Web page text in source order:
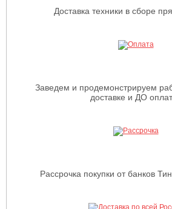
Доставка техники в сборе
Заведем и продемонстрируем
доставке и ДО
Рассрочка покупки от банков